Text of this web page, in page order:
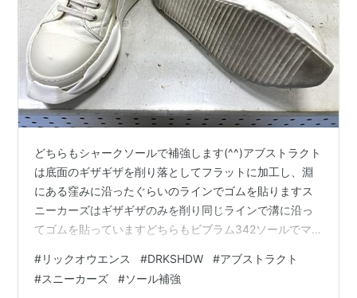
どちらもシャークソールで補強します(^^)アブストラクト
は底面のギザギザを削り落としてフラットに加工し、淵
にある窪みに沿ったぐらいのラインでゴムを貼りますス
ニーカーズはギザギザのみを削り同じラインで溝に沿っ
てゴムを貼っていますどちらもビブラム342ソールでマ
ン履けます(^^) 価格などお問い合わせはこちらから、
LINEでもメールでもOKです nakajima-kutu.com
#リックオウエンス #DRKSHDW #アブストラクト
#スニーカーズ #ソール補強